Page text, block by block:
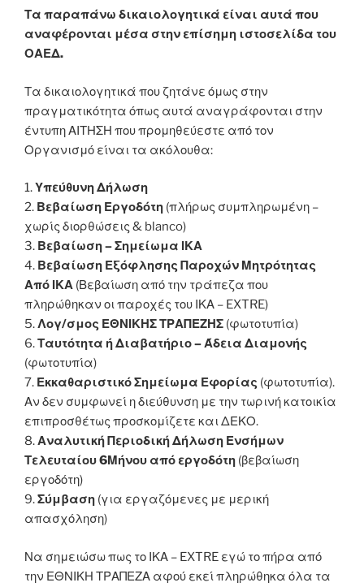
Τα παραπάνω δικαιολογητικά είναι αυτά που
αναφέρονται μέσα στην επίσημη ιστοσελίδα του
ΟΑΕΔ.
Τα δικαιολογητικά που ζητάνε όμως στην
πραγματικότητα όπως αυτά αναγράφονται στην
έντυπη ΑΙΤΗΣΗ που προμηθεύεστε από τον
Οργανισμό είναι τα ακόλουθα:
1.Υπεύθυνη Δήλωση
2. Βεβαίωση Εργοδότη (πλήρως συμπληρωμένη –
χωρίς διορθώσεις & blanco)
3. Βεβαίωση – Σημείωμα ΙΚΑ
4. Βεβαίωση Εξόφλησης Παροχών Μητρότητας
Από ΙΚΑ (Βεβαίωση από την τράπεζα που
πληρώθηκαν οι παροχές του ΙΚΑ – EXTRE)
5.Λογ/σμος ΕΘΝΙΚΗΣ ΤΡΑΠΕΖΗΣ (φωτοτυπία)
6.Ταυτότητα ή Διαβατήριο – Άδεια Διαμονής
(φωτοτυπία)
7. Εκκαθαριστικό Σημείωμα Εφορίας (φωτοτυπία).
Αν δεν συμφωνεί η διεύθυνση με την τωρινή κατοικία
επιπροσθέτως προσκομίζετε και ΔΕΚΟ.
8.Αναλυτική Περιοδική Δήλωση Ενσήμων
Τελευταίου 6Μήνου από εργοδότη (βεβαίωση
εργοδότη)
9.Σύμβαση (για εργαζόμενες με μερική
απασχόληση)
Να σημειώσω πως το ΙΚΑ – EXTRE εγώ το πήρα από
την ΕΘΝΙΚΗ ΤΡΑΠΕΖΑ αφού εκεί πληρώθηκα όλα τα